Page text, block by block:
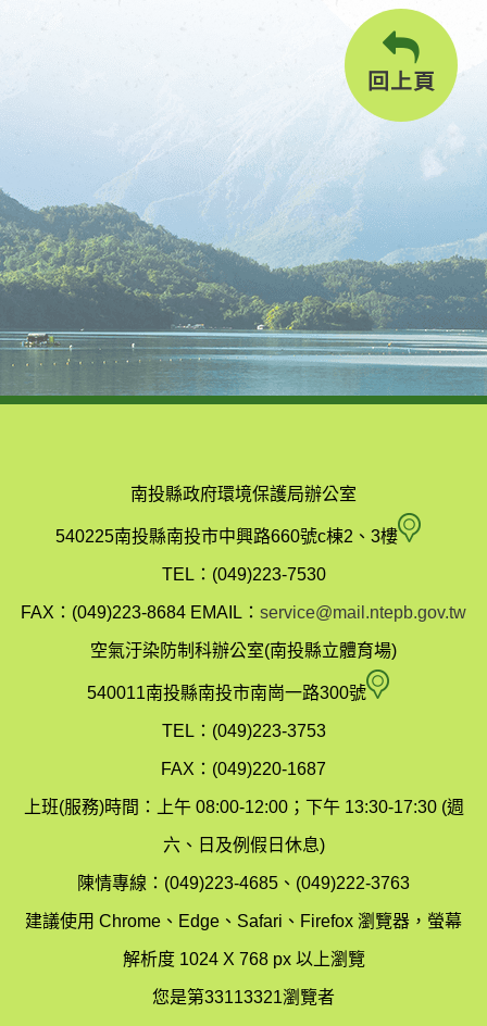
回上頁
南投縣政府環境保護局辦公室
540225南投縣南投市中興路660號c棟2、3樓 南
縣
保
局
TEL：(049)223-7530
FAX：(049)223-8684 EMAIL： service@mail.ntepb.gov.tw
空氣汙染防制科辦公室(南投縣立體育場)
540011南投縣南投市南崗一路300號 空
染
制
科
TEL：(049)223-3753
FAX：(049)220-1687
上班(服務)時間：上午 08:00-12:00；下午 13:30-17:30 (週
六、日及例假日休息)
陳情專線：(049)223-4685、(049)222-3763
建議使用 Chrome、Edge、Safari、Firefox 瀏覽器，螢幕
解析度 1024 X 768 px 以上瀏覽
您是第33113321瀏覽者